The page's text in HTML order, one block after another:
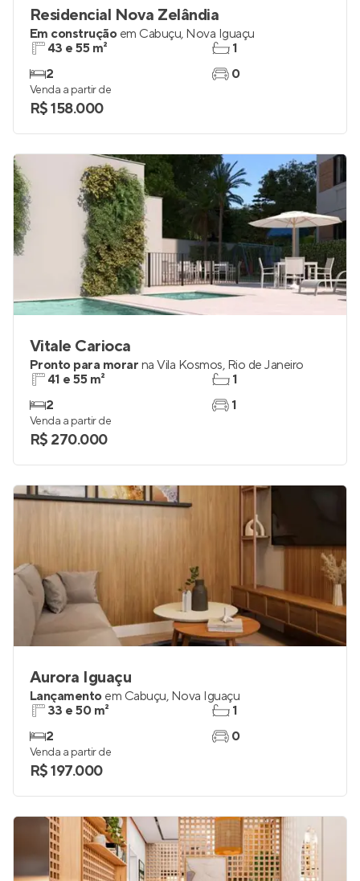
Residencial Nova Zelândia
Em construção em Cabuçu, Nova Iguaçu
43 e 55 m²
2
1
0
Venda a partir de
R$ 158.000
Vitale Carioca
Pronto para morar na Vila Kosmos, Rio de Janeiro
41 e 55 m²
2
1
1
Venda a partir de
R$ 270.000
Aurora Iguaçu
Lançamento em Cabuçu, Nova Iguaçu
33 e 50 m²
2
1
0
Venda a partir de
R$ 197.000